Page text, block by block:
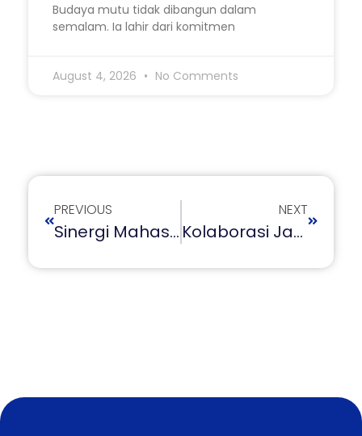
Budaya mutu tidak dibangun dalam
semalam. Ia lahir dari komitmen
August 4, 2026 No Comments
PREVIOUS
Sinergi Mahasiswa Dan Warga, Wujudkan Gerakan Sampah Tuntas Di Cimahi
NEXT
Kolaborasi Jadi Kunci, 5 PTS Wakili LLDIKTI 4 Di Ajang Anugerah Kerja Sama Diktisaintek